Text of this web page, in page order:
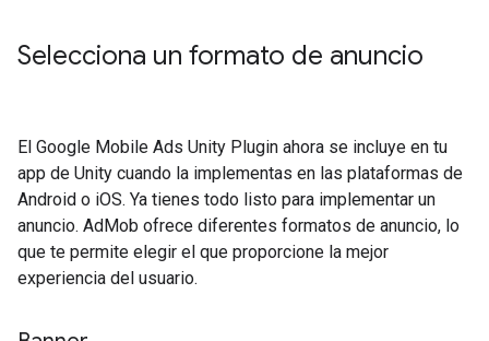
Selecciona un formato de anuncio
El Google Mobile Ads Unity Plugin ahora se incluye en tu
app de Unity cuando la implementas en las plataformas de
Android o iOS. Ya tienes todo listo para implementar un
anuncio. AdMob ofrece diferentes formatos de anuncio, lo
que te permite elegir el que proporcione la mejor
experiencia del usuario.